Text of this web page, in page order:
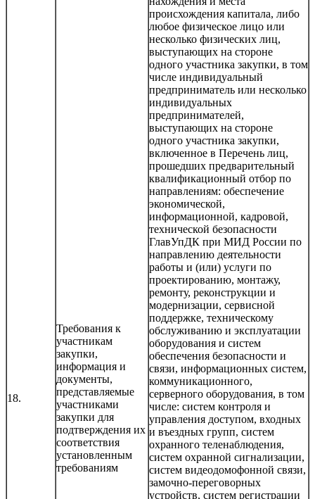
18.
Требования к
участникам
закупки,
информация и
документы,
представляемые
участниками
закупки для
подтверждения их
соответствия
установленным
требованиям
происхождения капитала, либо
любое физическое лицо или
несколько физических лиц,
выступающих на стороне
одного участника закупки, в том
числе индивидуальный
предприниматель или несколько
индивидуальных
предпринимателей,
выступающих на стороне
одного участника закупки,
включенное в Перечень лиц,
прошедших предварительный
квалификационный отбор по
направлениям: обеспечение
экономической,
информационной, кадровой,
технической безопасности
ГлавУпДК при МИД России по
направлению деятельности
работы и (или) услуги по
проектированию, монтажу,
ремонту, реконструкции и
модернизации, сервисной
поддержке, техническому
обслуживанию и эксплуатации
оборудования и систем
обеспечения безопасности и
связи, информационных систем,
коммуникационного,
серверного оборудования, в том
числе: систем контроля и
управления доступом, входных
и въездных групп, систем
охранного теленаблюдения,
систем охранной сигнализации,
систем видеодомофонной связи,
замочно-переговорных
устройств, систем регистрации